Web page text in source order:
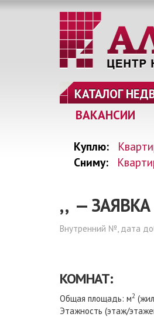
КАТАЛОГ
ВАКАНСИИ
Куплю:
Сниму:
, , —
Внутренний №, дата
КОМНАТ:
Общая площадь: м2
Этажность (этаж/